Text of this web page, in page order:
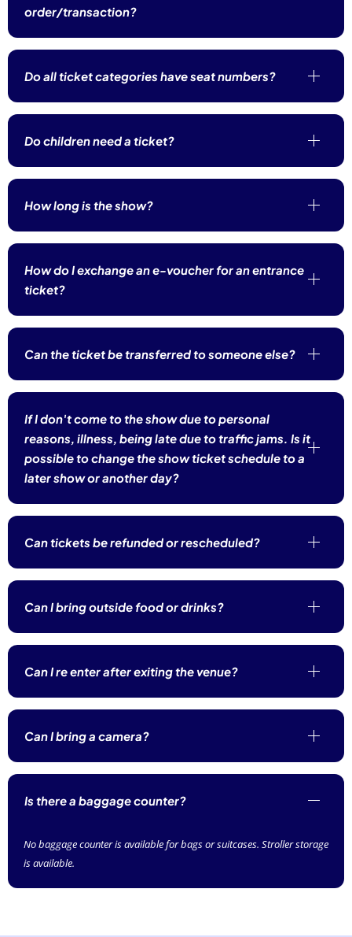
order/transaction?
Do all ticket categories have seat numbers?
Do children need a ticket?
How long is the show?
How do I exchange an e-voucher for an entrance
ticket?
Can the ticket be transferred to someone else?
If I don't come to the show due to personal
reasons, illness, being late due to traffic jams. Is it
possible to change the show ticket schedule to a
later show or another day?
Can tickets be refunded or rescheduled?
Can I bring outside food or drinks?
Can I re enter after exiting the venue?
Can I bring a camera?
Is there a baggage counter?
No baggage counter is available for bags or suitcases. Stroller storage
is available.